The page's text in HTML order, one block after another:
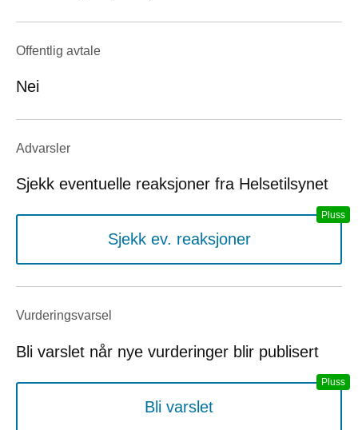
Offentlig avtale
Nei
Advarsler
Sjekk eventuelle reaksjoner fra Helsetilsynet
Sjekk ev. reaksjoner
Vurderings­varsel
Bli varslet når nye vurderinger blir publisert
Bli varslet